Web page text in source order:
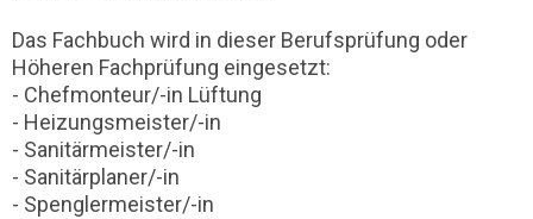
Das Fachbuch wird in dieser Berufsprüfung oder
Höheren Fachprüfung eingesetzt:
- Chefmonteur/-in Lüftung
- Heizungsmeister/-in
- Sanitärmeister/-in
- Sanitärplaner/-in
- Spenglermeister/-in